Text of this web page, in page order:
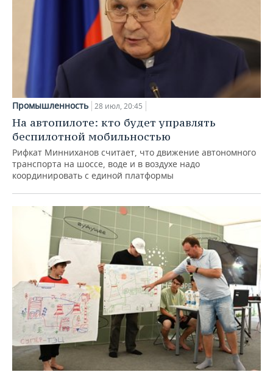
Промышленность 28 июл, 20:45
На автопилоте: кто будет управлять
беспилотной мобильностью
Рифкат Минниханов считает, что движение автономного
транспорта на шоссе, воде и в воздухе надо
координировать с единой платформы